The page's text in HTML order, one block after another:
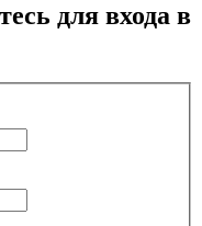
для входа в